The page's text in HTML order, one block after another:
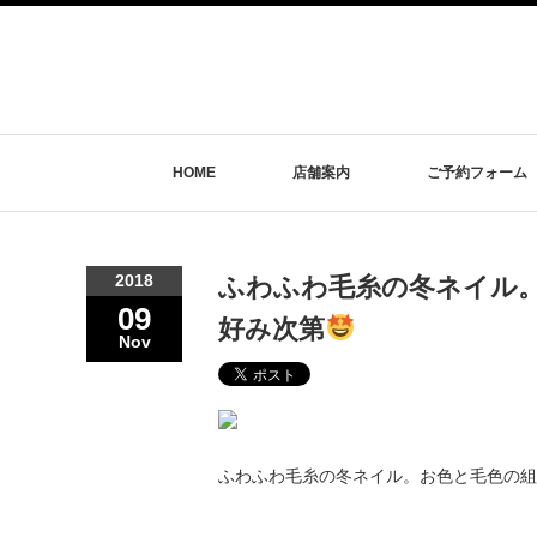
HOME 店舗案内 ご予約フォーム
2018
09
Nov
ふわふわ毛糸の冬ネイル
好み次第
ふわふわ毛糸の冬ネイル。お色と毛色の